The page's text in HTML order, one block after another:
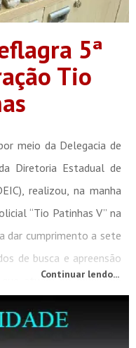
5ª
Tio
meio da Delegacia de
Diretoria Estadual de
realizou, na manha
“Tio Patinhas V” na
dar cumprimento a sete
de busca e apreensão
atuam no município
Continuar lendo...